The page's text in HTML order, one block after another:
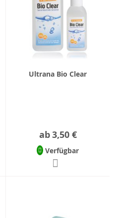
Ultrana Bio Clear
ab3,50 €
Verfügbar